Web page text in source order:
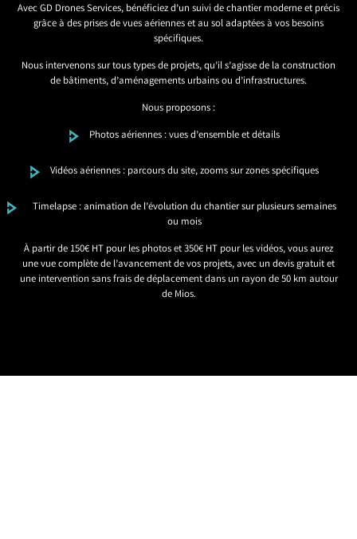
Avec GD Drones Services, bénéficiez d’un suivi de chantier moderne et précis
grâce à des prises de vues aériennes et au sol adaptées à vos besoins
spécifiques.
Nous intervenons sur tous types de projets, qu’il s’agisse de la construction
de bâtiments, d’aménagements urbains ou d’infrastructures.
Nous proposons :
Photos aériennes : vues d’ensemble et détails
Vidéos aériennes : parcours du site, zooms sur zones spécifiques
Timelapse : animation de l’évolution du chantier sur plusieurs semaines
ou mois
À partir de 150€ HT pour les photos et 350€ HT pour les vidéos, vous aurez
une vue complète de l’avancement de vos projets, avec un devis gratuit et
une intervention sans frais de déplacement dans un rayon de 50 km autour
de Mios.